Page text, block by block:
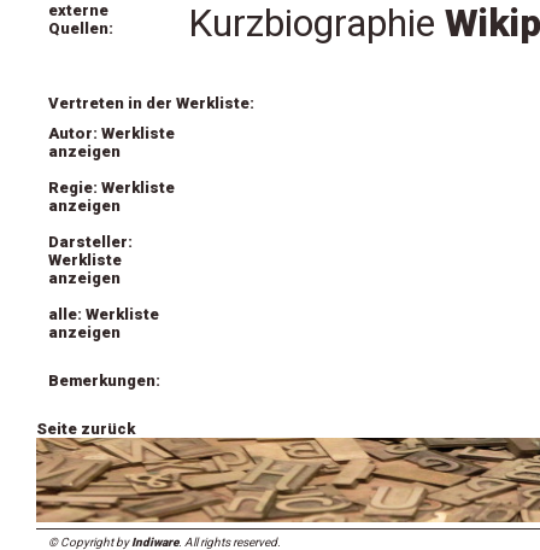
externe
Quellen:
Kurzbiographie
Vertreten in der Werkliste:
Autor: Werkliste
anzeigen
Regie: Werkliste
anzeigen
Darsteller:
Werkliste
anzeigen
alle: Werkliste
anzeigen
Bemerkungen:
Seite zurück
© Copyright byIndiware. All rights reserved.